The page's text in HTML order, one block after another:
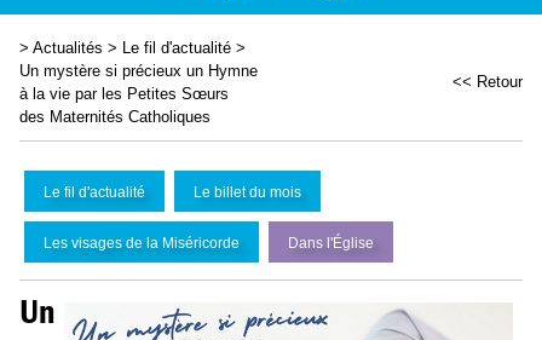
> Actualités > Le fil d'actualité >
Un mystère si précieux un Hymne
à la vie par les Petites Sœurs
des Maternités Catholiques
<< Retour
Le fil d'actualité Le billet du mois
Les visages de la Miséricorde Dans l'Église
Un